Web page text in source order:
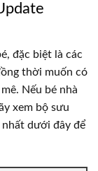
đặc biệt là các
thời muốn có
Nếu bé nhà
xem bộ sưu
dưới đây để